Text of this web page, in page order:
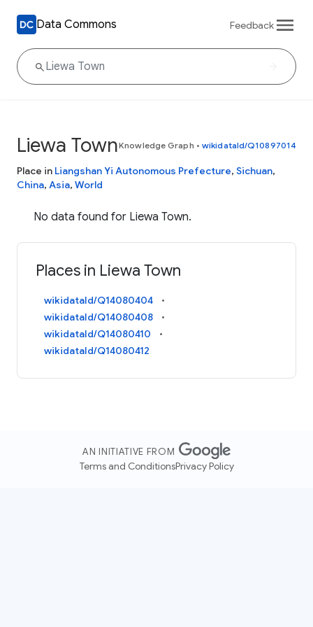
Data Commons Feedback
Liewa TownKnowledge Graph • wikidataId/Q10897014
Place in Liangshan Yi Autonomous Prefecture, Sichuan,
China, Asia, World
No data found for Liewa Town.
Places in Liewa Town
wikidataId/Q14080404
wikidataId/Q14080408
wikidataId/Q14080410
wikidataId/Q14080412
AN INITIATIVE FROM
Terms and ConditionsPrivacy Policy